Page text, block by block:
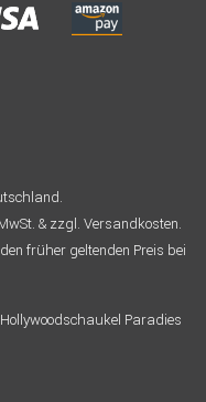
& zzgl. Versandkosten.
früher geltenden Preis bei
Paradies